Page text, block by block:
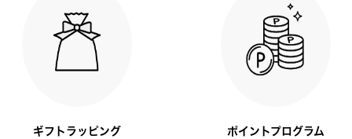
ギフトラッピング ポイントプログラム